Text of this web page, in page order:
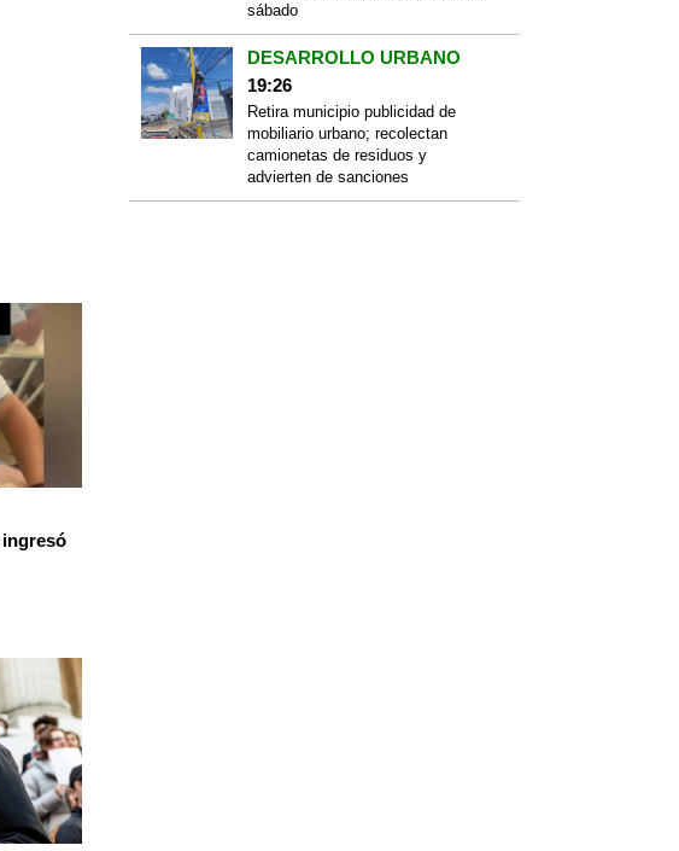
sábado
DESARROLLO URBANO
19:26
Retira municipio publicidad de
mobiliario urbano; recolectan
camionetas de residuos y
advierten de sanciones
ingresó